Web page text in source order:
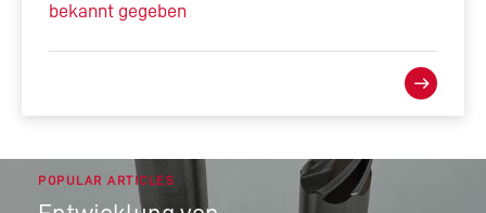
bekannt gegeben
POPULAR ARTICLES